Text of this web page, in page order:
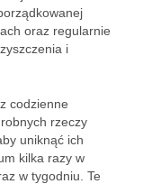
oraz regularnie
i
codzienne
rzeczy
uniknąć ich
kilka razy w
w tygodniu. Te